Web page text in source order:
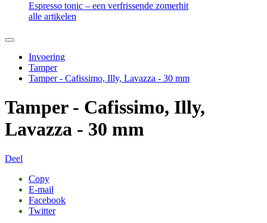
Espresso tonic – een verfrissende zomerhit
alle artikelen
Invoering
Tamper
Tamper - Cafissimo, Illy, Lavazza - 30 mm
Tamper - Cafissimo, Illy,
Lavazza - 30 mm
Deel
Copy
E-mail
Facebook
Twitter